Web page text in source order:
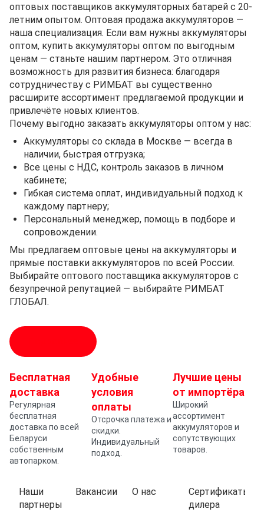
оптовых поставщиков аккумуляторных батарей с 20-
летним опытом. Оптовая продажа аккумуляторов —
наша специализация. Если вам нужны аккумуляторы
оптом, купить аккумуляторы оптом по выгодным
ценам — станьте нашим партнером. Это отличная
возможность для развития бизнеса: благодаря
сотрудничеству с РИМБАТ вы существенно
расширите ассортимент предлагаемой продукции и
привлечёте новых клиентов.
Почему выгодно заказать аккумуляторы оптом у нас:
Аккумуляторы со склада в Москве — всегда в
наличии, быстрая отгрузка;
Все цены с НДС, контроль заказов в личном
кабинете;
Гибкая система оплат, индивидуальный подход к
каждому партнеру;
Персональный менеджер, помощь в подборе и
сопровождении.
Мы предлагаем оптовые цены на аккумуляторы и
прямые поставки аккумуляторов по всей России.
Выбирайте оптового поставщика аккумуляторов с
безупречной репутацией — выбирайте РИМБАТ
ГЛОБАЛ.
Бесплатная
доставка
Регулярная
бесплатная
доставка по всей
Беларуси
собственным
автопарком.
Удобные
условия
оплаты
Отсрочка платежа и
скидки.
Индивидуальный
подход.
Лучшие цены
от импортёра
Широкий
ассортимент
аккумуляторов и
сопутствующих
товаров.
Наши
партнеры
Вакансии О нас
Сертификаты
дилера